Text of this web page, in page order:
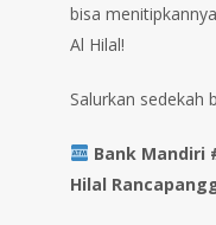
bisa
Al Hilal!
Salurkan sedekah
Bank Mandiri
Hilal